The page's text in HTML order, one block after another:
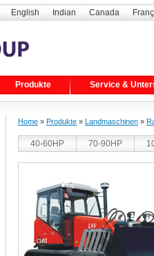
English Indian Canada
Produkte Service &
Home » Produkte » Landmaschinen »
40-60HP 70-90HP